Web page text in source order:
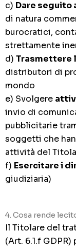
c) Dare seguito
di natura
burocratici,
strettamente
d) Trasmettere
distributori di
mondo
e) Svolgere
invio di
pubblicitarie
soggetti che
attività del
f) Esercitare i
giudiziaria)
4. Cosa rende
Il Titolare del
(Art. 6.1.f